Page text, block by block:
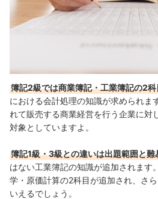
簿記2級では商業簿記・工業簿記の2
における会計処理の知識が求められます
れて販売する商業経営を行う企業に対
対象としていますよ。
簿記1級・3級との違いは出題範囲と難
はない工業簿記の知識が追加されます
学・原価計算の2科目が追加され、さ
いえるでしょう。